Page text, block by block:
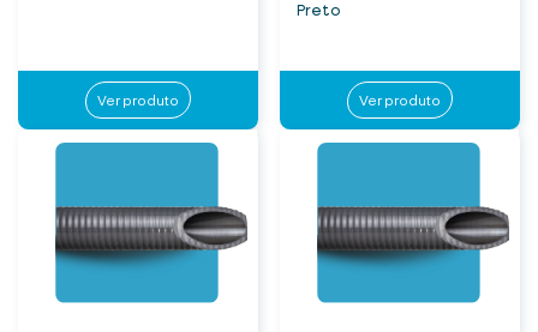
Ver produto
Preto
Ver produto